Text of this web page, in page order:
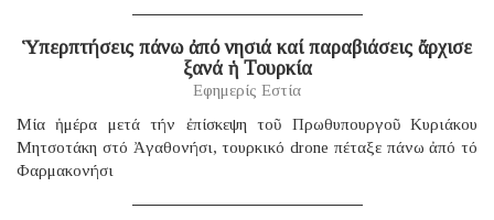
Ὑπερπτήσεις πάνω ἀπό νησιά καί παραβιάσεις ἄρχισε
ξανά ἡ Τουρκία
Εφημερίς Εστία
Μία ἡμέρα μετά τήν ἐπίσκεψη τοῦ Πρωθυπουργοῦ Κυριάκου
Μητσοτάκη στό Ἀγαθονήσι, τουρκικό drone πέταξε πάνω ἀπό τό
Φαρμακονήσι